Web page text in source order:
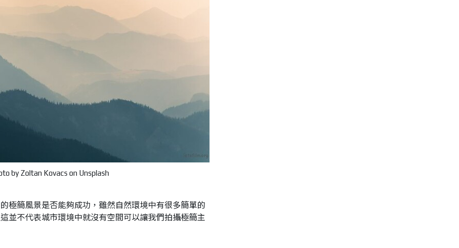
by Zoltan Kovacs on Unsplash
極簡風景是否能夠成功，雖然自然環境中有很多簡單的
並不代表城市環境中就沒有空間可以讓我們拍攝極簡主